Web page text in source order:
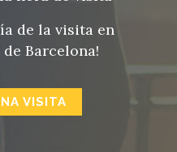
de la visita en
Barcelona!
VISITA